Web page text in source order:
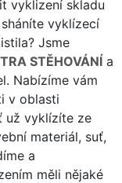
vyklizení skladu
vyklízecí
Jsme
STĚHOVÁNÍ a
Nabízíme vám
v oblasti
už vyklízíte ze
materiál, suť,
a
měli nějaké